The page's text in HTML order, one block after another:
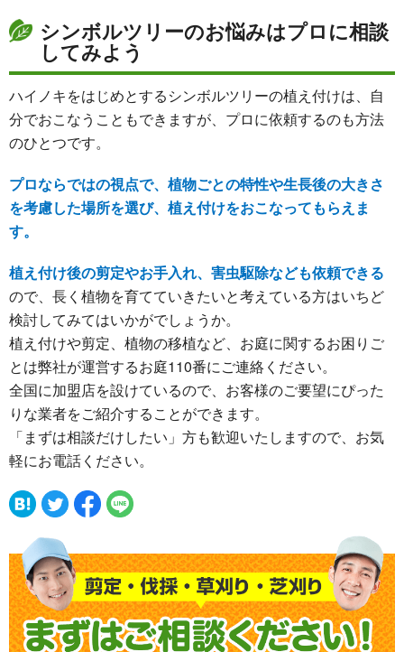
シンボルツリーのお悩みはプロに相談
してみよう
ハイノキをはじめとするシンボルツリーの植え付けは、自
分でおこなうこともできますが、プロに依頼するのも方法
のひとつです。
プロならではの視点で、植物ごとの特性や生長後の大きさ
を考慮した場所を選び、植え付けをおこなってもらえま
す。
植え付け後の剪定やお手入れ、害虫駆除なども依頼できる
ので、長く植物を育てていきたいと考えている方はいちど
検討してみてはいかがでしょうか。
植え付けや剪定、植物の移植など、お庭に関するお困りご
とは弊社が運営するお庭110番にご連絡ください。
全国に加盟店を設けているので、お客様のご要望にぴった
りな業者をご紹介することができます。
「まずは相談だけしたい」方も歓迎いたしますので、お気
軽にお電話ください。